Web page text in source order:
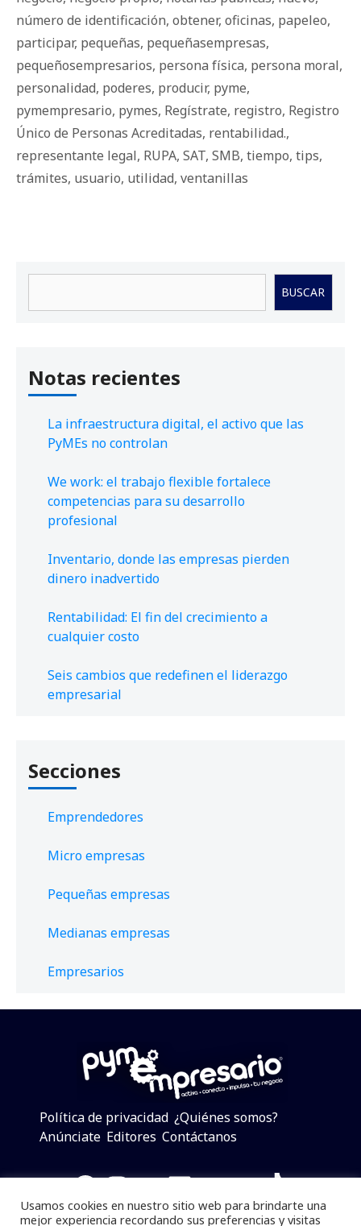
número de identificación, obtener, oficinas, papeleo,
participar, pequeñas, pequeñasempresas,
pequeñosempresarios, persona física, persona moral,
personalidad, poderes, producir, pyme,
pymempresario, pymes, Regístrate, registro, Registro
Único de Personas Acreditadas, rentabilidad.,
representante legal, RUPA, SAT, SMB, tiempo, tips,
trámites, usuario, utilidad, ventanillas
BUSCAR
Notas recientes
La infraestructura digital, el activo que las
PyMEs no controlan
We work: el trabajo flexible fortalece
competencias para su desarrollo
profesional
Inventario, donde las empresas pierden
dinero inadvertido
Rentabilidad: El fin del crecimiento a
cualquier costo
Seis cambios que redefinen el liderazgo
empresarial
Secciones
Emprendedores
Micro empresas
Pequeñas empresas
Medianas empresas
Empresarios
Política de privacidad ¿Quiénes somos?
Anúnciate Editores Contáctanos
Facebook
Instagram
Twitter
LinkedIn
Telegram
YouTube
TikTok
Usamos cookies en nuestro sitio web para brindarte una
mejor experiencia recordando sus preferencias y visitas